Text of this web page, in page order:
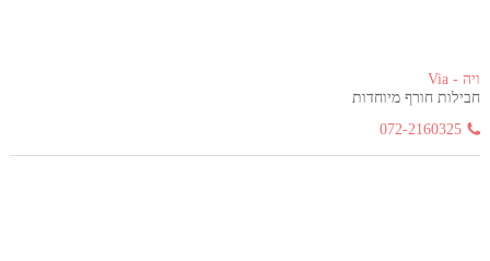
ויה - Via
חבילות חורף מיוחדות
072-2160325